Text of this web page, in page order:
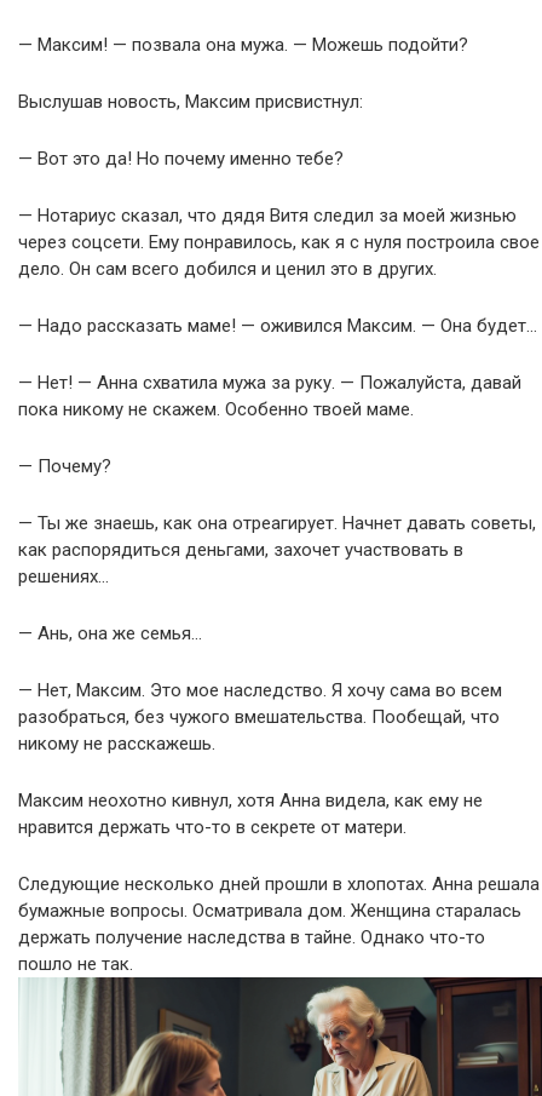
— Максим! — позвала она мужа. — Можешь подойти?
Выслушав новость, Максим присвистнул:
— Вот это да! Но почему именно тебе?
— Нотариус сказал, что дядя Витя следил за моей жизнью
через соцсети. Ему понравилось, как я с нуля построила свое
дело. Он сам всего добился и ценил это в других.
— Надо рассказать маме! — оживился Максим. — Она будет…
— Нет! — Анна схватила мужа за руку. — Пожалуйста, давай
пока никому не скажем. Особенно твоей маме.
— Почему?
— Ты же знаешь, как она отреагирует. Начнет давать советы,
как распорядиться деньгами, захочет участвовать в
решениях…
— Ань, она же семья…
— Нет, Максим. Это мое наследство. Я хочу сама во всем
разобраться, без чужого вмешательства. Пообещай, что
никому не расскажешь.
Максим неохотно кивнул, хотя Анна видела, как ему не
нравится держать что-то в секрете от матери.
Следующие несколько дней прошли в хлопотах. Анна решала
бумажные вопросы. Осматривала дом. Женщина старалась
держать получение наследства в тайне. Однако что-то
пошло не так.